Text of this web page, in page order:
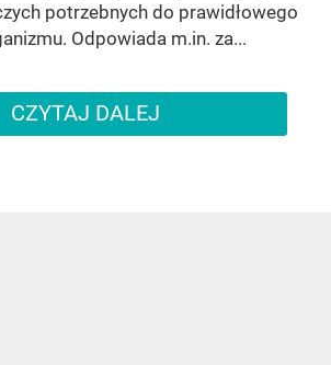
potrzebnych do prawidłowego
Odpowiada m.in. za...
CZYTAJ DALEJ